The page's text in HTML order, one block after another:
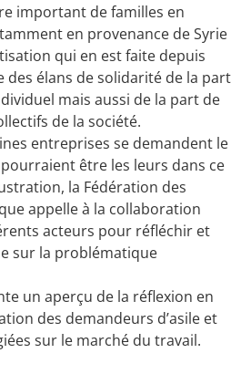
important de familles en
en provenance de Syrie
qui en est faite depuis
des élans de solidarité de la part
mais aussi de la part de
de la société.
entreprises se demandent le
être les leurs dans ce
la Fédération des
appelle à la collaboration
acteurs pour réfléchir et
sur la problématique
un aperçu de la réflexion en
des demandeurs d’asile et
sur le marché du travail.